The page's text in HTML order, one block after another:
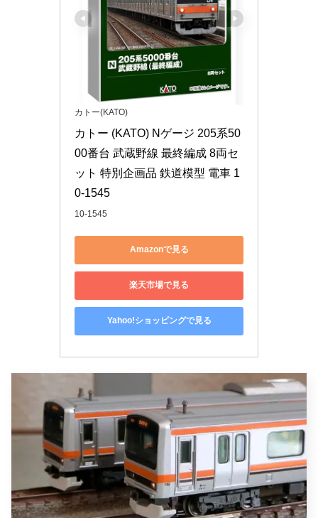
カトー(KATO)
カトー (KATO) Nゲージ 205系50
00番台 武蔵野線 最終編成 8両セ
ット 特別企画品 鉄道模型 電車 1
0-1545
10-1545
Amazonで見る
楽天市場で見る
Yahoo!ショッピングで見る